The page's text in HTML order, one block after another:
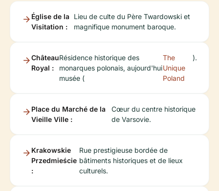
Église de la
Visitation :
Lieu de culte du Père Twardowski et
magnifique monument baroque.
Château
Royal :
Résidence historique des
monarques polonais, aujourd'hui
musée (
The
Unique
Poland
).
Place du Marché de la
Vieille Ville :
Cœur du centre historique
de Varsovie.
Krakowskie
Przedmieście
:
Rue prestigieuse bordée de
bâtiments historiques et de lieux
culturels.